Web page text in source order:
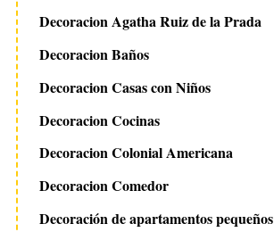
Decoracion Agatha Ruiz de la Prada
Decoracion Baños
Decoracion Casas con Niños
Decoracion Cocinas
Decoracion Colonial Americana
Decoracion Comedor
Decoración de apartamentos pequeños